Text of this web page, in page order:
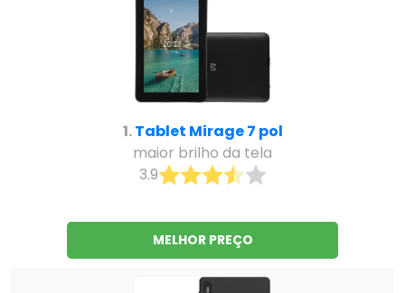
1.Tablet Mirage 7 pol
maior brilho da tela
3.9
MELHOR PREÇO